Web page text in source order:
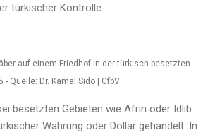
türkischer Kontrolle.
auf einem Friedhof in der türkisch besetzten
- Quelle: Dr. Kamal Sido | GfbV
besetzten Gebieten wie Afrin oder Idlib
Währung oder Dollar gehandelt. In